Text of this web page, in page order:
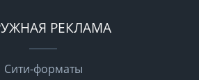
РЕКЛАМА
Сити-форматы